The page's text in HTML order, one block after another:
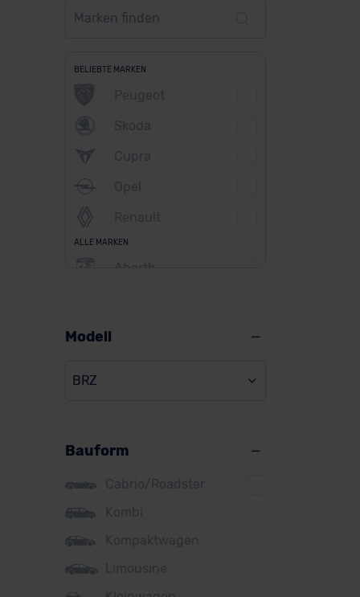
BELIEBTE MARKEN
Peugeot
Skoda
Cupra
Opel
Renault
ALLE MARKEN
Abarth
Citroen
Cupra
DS
Dacia
Fiat
Modell
BRZ
Bauform
Cabrio/Roadster
Kombi
Kompaktwagen
Limousine